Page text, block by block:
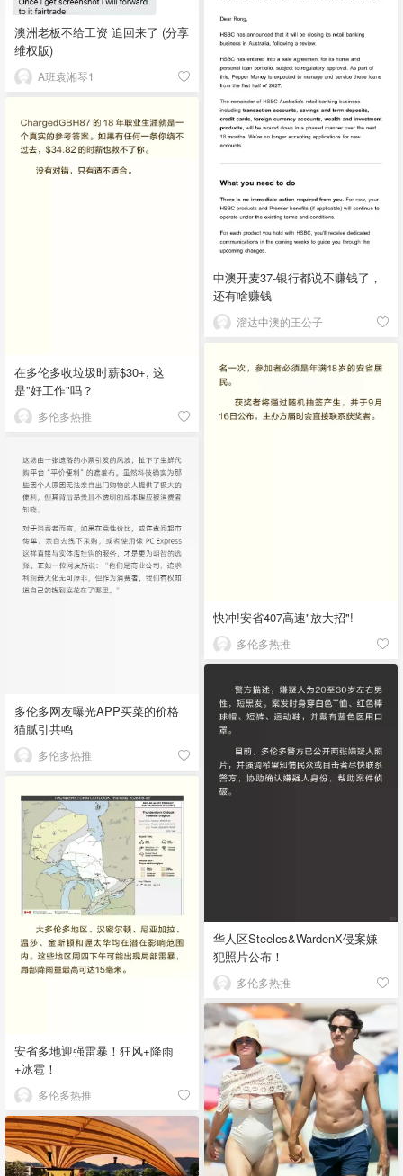
中澳开麦37-银行都说不赚钱了，
还有啥赚钱
溜达中澳的王公子
澳洲老板不给工资 追回来了 (分享
维权版)
A班袁湘琴1
在多伦多收垃圾时薪$30+, 这
是"好工作"吗？
多伦多热推
快冲!安省407高速"放大招"!
多伦多热推
多伦多网友曝光APP买菜的价格
猫腻引共鸣
多伦多热推
华人区Steeles&WardenX侵案嫌
犯照片公布！
多伦多热推
安省多地迎强雷暴！狂风+降雨
+冰雹！
多伦多热推